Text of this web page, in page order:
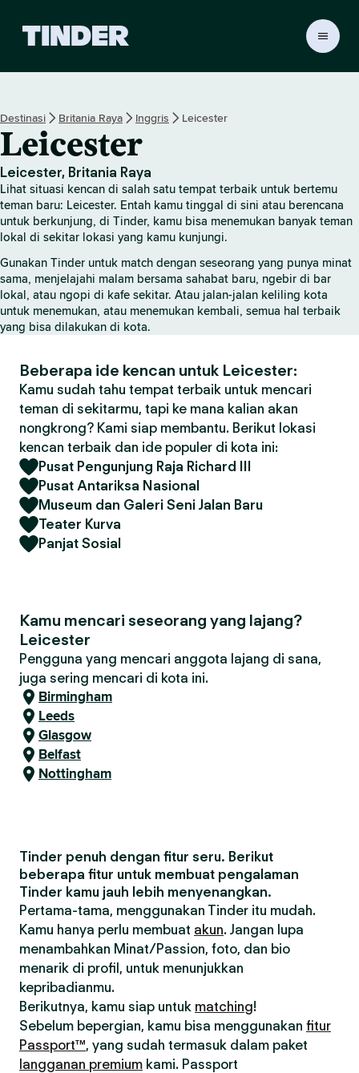
d
a
T
i
n
d
e
r
Destinasi Britania Raya Inggris Leicester
Leicester
Leicester, Britania Raya
Lihat situasi kencan di salah satu tempat terbaik untuk bertemu
teman baru: Leicester. Entah kamu tinggal di sini atau berencana
untuk berkunjung, di Tinder, kamu bisa menemukan banyak teman
lokal di sekitar lokasi yang kamu kunjungi.
Gunakan Tinder untuk match dengan seseorang yang punya minat
sama, menjelajahi malam bersama sahabat baru, ngebir di bar
lokal, atau ngopi di kafe sekitar. Atau jalan-jalan keliling kota
untuk menemukan, atau menemukan kembali, semua hal terbaik
yang bisa dilakukan di kota.
Beberapa ide kencan untuk Leicester:
Kamu sudah tahu tempat terbaik untuk mencari
teman di sekitarmu, tapi ke mana kalian akan
nongkrong? Kami siap membantu. Berikut lokasi
kencan terbaik dan ide populer di kota ini:
Pusat Pengunjung Raja Richard III
Pusat Antariksa Nasional
Museum dan Galeri Seni Jalan Baru
Teater Kurva
Panjat Sosial
Kamu mencari seseorang yang lajang?
Leicester
Pengguna yang mencari anggota lajang di sana,
juga sering mencari di kota ini.
Birmingham
Leeds
Glasgow
Belfast
Nottingham
Tinder penuh dengan fitur seru. Berikut
beberapa fitur untuk membuat pengalaman
Tinder kamu jauh lebih menyenangkan.
Pertama-tama, menggunakan Tinder itu mudah.
Kamu hanya perlu membuat akun. Jangan lupa
menambahkan Minat/Passion, foto, dan bio
menarik di profil, untuk menunjukkan
kepribadianmu.
Berikutnya, kamu siap untuk matching!
Sebelum bepergian, kamu bisa menggunakan fitur
Passport™, yang sudah termasuk dalam paket
langganan premium kami. Passport